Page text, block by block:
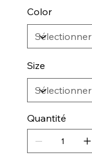
Color
Size
Quantité